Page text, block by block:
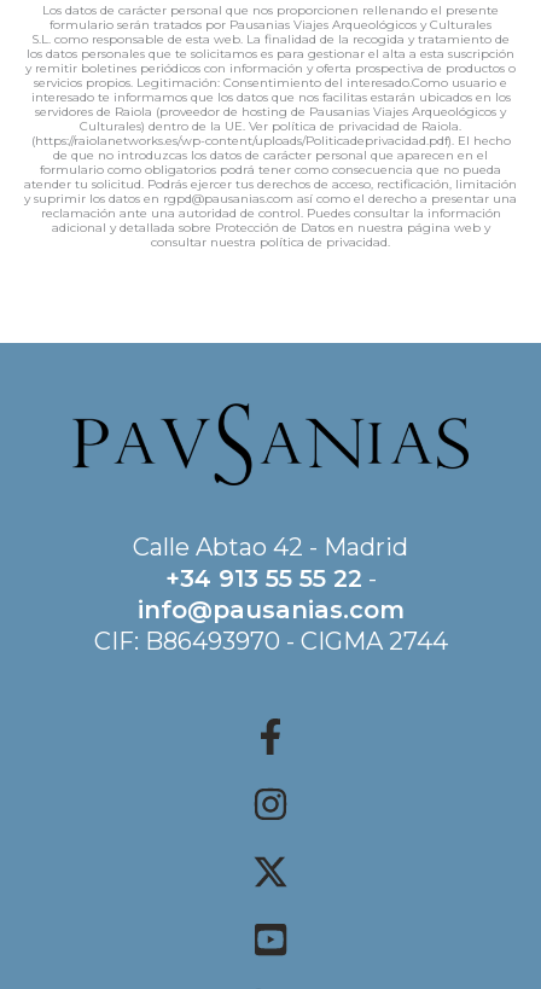
Los datos de carácter personal que nos proporcionen rellenando el presente
formulario serán tratados por Pausanias Viajes Arqueológicos y Culturales
S.L. como responsable de esta web. La finalidad de la recogida y tratamiento de
los datos personales que te solicitamos es para gestionar el alta a esta suscripción
y remitir boletines periódicos con información y oferta prospectiva de productos o
servicios propios. Legitimación: Consentimiento del interesado.Como usuario e
interesado te informamos que los datos que nos facilitas estarán ubicados en los
servidores de Raiola (proveedor de hosting de Pausanias Viajes Arqueológicos y
Culturales) dentro de la UE. Ver política de privacidad de Raiola.
(https://raiolanetworks.es/wp-content/uploads/Politicadeprivacidad.pdf). El hecho
de que no introduzcas los datos de carácter personal que aparecen en el
formulario como obligatorios podrá tener como consecuencia que no pueda
atender tu solicitud. Podrás ejercer tus derechos de acceso, rectificación, limitación
y suprimir los datos en rgpd@pausanias.com así como el derecho a presentar una
reclamación ante una autoridad de control. Puedes consultar la información
adicional y detallada sobre Protección de Datos en nuestra página web y
consultar nuestra política de privacidad.
Calle Abtao 42 - Madrid
+34 913 55 55 22 -
info@pausanias.com
CIF: B86493970 - CIGMA 2744